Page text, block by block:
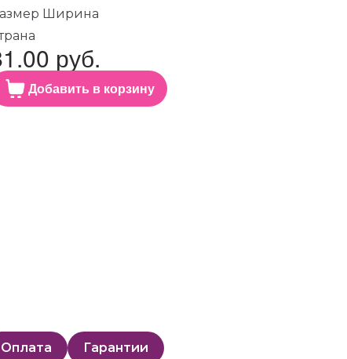
Ширина
руб.
Добавить в корзину
Оплата Гарантии